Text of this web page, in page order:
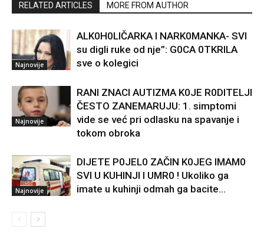
RELATED ARTICLES MORE FROM AUTHOR
Najnovije
ALK0H0LlČARKA l NARK0MANKA- SVl
su digli ruke od nje”: G0CA 0TKRlLA
sve o kolegici
Najnovije
RANl ZNACl AUTlZMA K0JE R0DITELJI
ČESTO ZANEMARUJU: 1. simptomi
vide se već pri odlasku na spavanje i
tokom obroka
Najnovije
DlJETE P0JEL0 ZAČlN K0JEG lMAM0
SVl U KUHlNJl l UMR0 ! Ukoliko ga
imate u kuhinji odmah ga bacite…